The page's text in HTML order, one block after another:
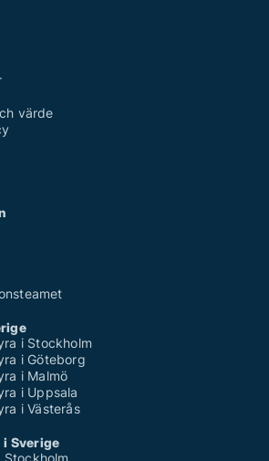
värde
i Stockholm
i Göteborg
i Malmö
i Uppsala
i Västerås
Sverige
Stockholm